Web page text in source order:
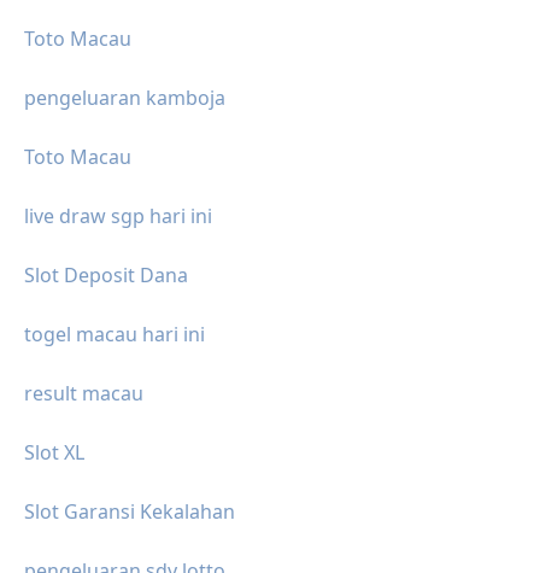
Toto Macau
pengeluaran kamboja
Toto Macau
live draw sgp hari ini
Slot Deposit Dana
togel macau hari ini
result macau
Slot XL
Slot Garansi Kekalahan